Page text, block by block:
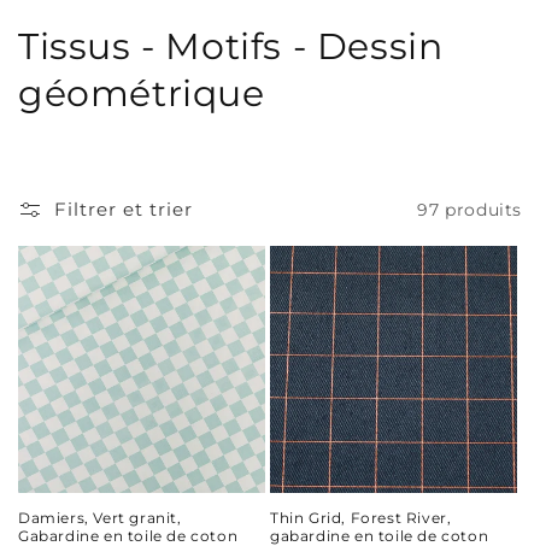
C
o
c
t
i
o
n
:
Tissus - Motifs - Dessin
géométrique
Filtrer et trier 97 produits
Damiers, Vert granit,
Gabardine en toile de coton
Thin Grid, Forest River,
gabardine en toile de coton